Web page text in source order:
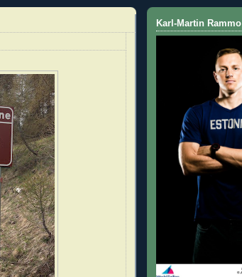
Karl-Martin Rammo